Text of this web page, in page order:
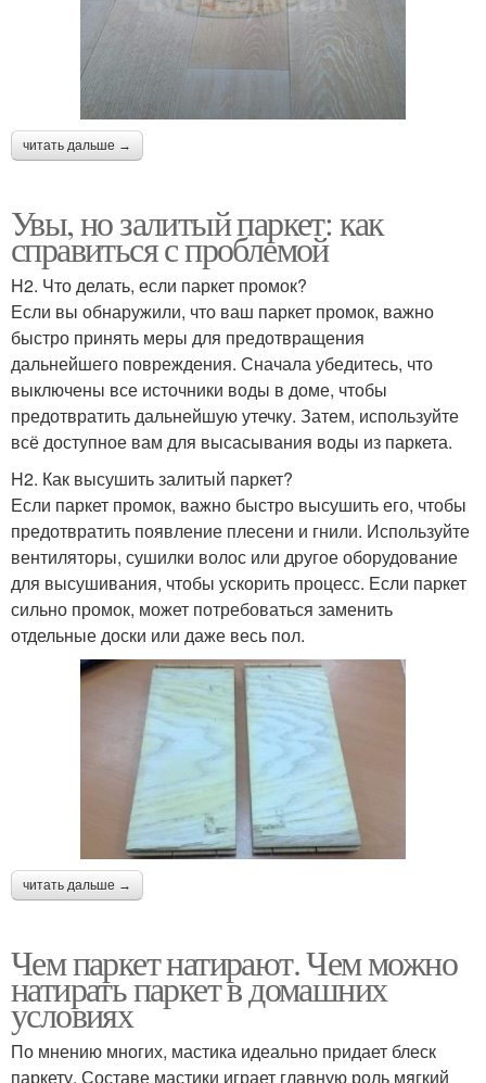
читать дальше →
Увы, но залитый паркет: как
справиться с проблемой
H2. Что делать, если паркет промок?
Если вы обнаружили, что ваш паркет промок, важно
быстро принять меры для предотвращения
дальнейшего повреждения. Сначала убедитесь, что
выключены все источники воды в доме, чтобы
предотвратить дальнейшую утечку. Затем, используйте
всё доступное вам для высасывания воды из паркета.
H2. Как высушить залитый паркет?
Если паркет промок, важно быстро высушить его, чтобы
предотвратить появление плесени и гнили. Используйте
вентиляторы, сушилки волос или другое оборудование
для высушивания, чтобы ускорить процесс. Если паркет
сильно промок, может потребоваться заменить
отдельные доски или даже весь пол.
читать дальше →
Чем паркет натирают. Чем можно
натирать паркет в домашних
условиях
По мнению многих, мастика идеально придает блеск
паркету. Составе мастики играет главную роль мягкий